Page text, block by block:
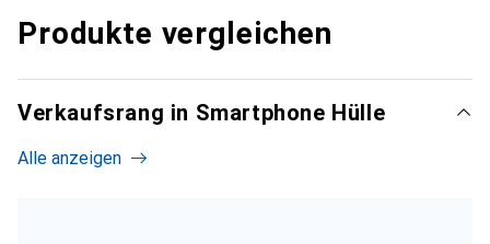
Produkte vergleichen
Verkaufsrang in Smartphone Hülle
Alle anzeigen